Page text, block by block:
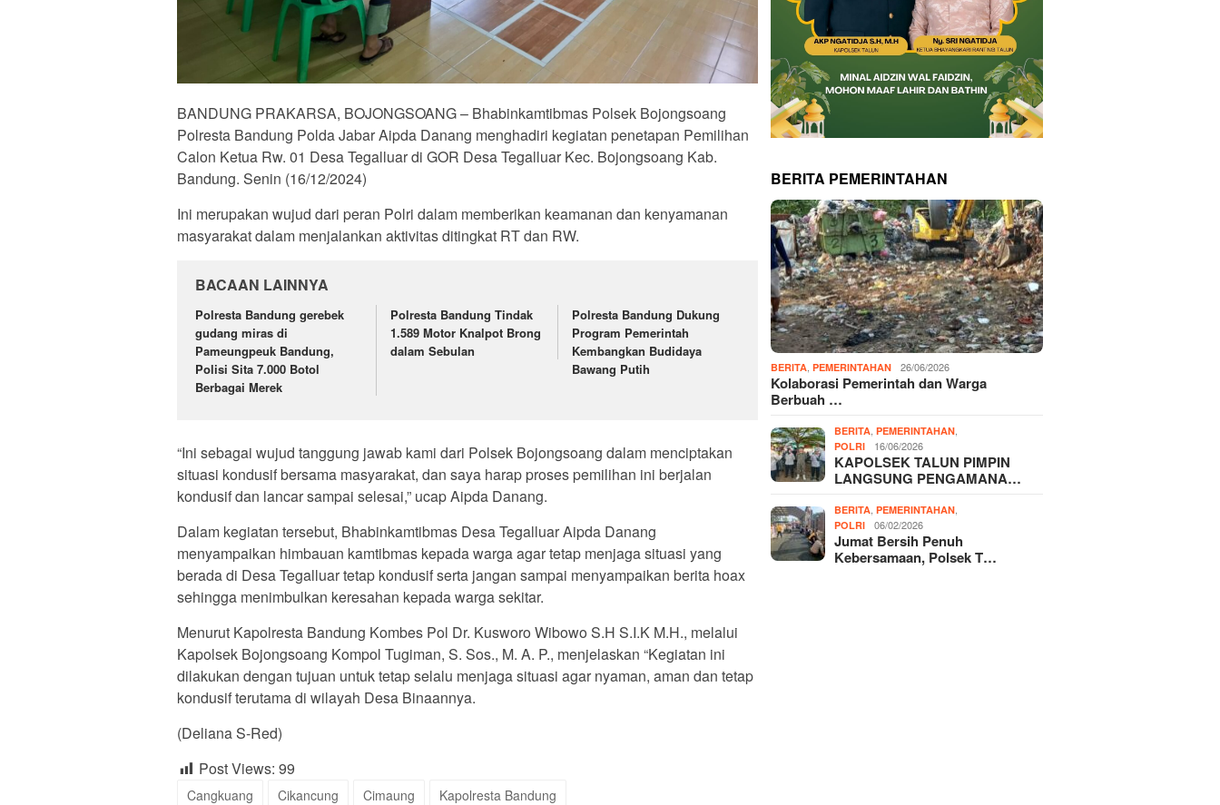
BANDUNG PRAKARSA, BOJONGSOANG – Bhabinkamtibmas Polsek Bojongsoang
Polresta Bandung Polda Jabar Aipda Danang menghadiri kegiatan penetapan Pemilihan
Calon Ketua Rw. 01 Desa Tegalluar di GOR Desa Tegalluar Kec. Bojongsoang Kab.
Bandung. Senin (16/12/2024)
Ini merupakan wujud dari peran Polri dalam memberikan keamanan dan kenyamanan
masyarakat dalam menjalankan aktivitas ditingkat RT dan RW.
BACAAN LAINNYA
Polresta Bandung gerebek
gudang miras di
Pameungpeuk Bandung,
Polisi Sita 7.000 Botol
Berbagai Merek
Polresta Bandung Tindak
1.589 Motor Knalpot Brong
dalam Sebulan
Polresta Bandung Dukung
Program Pemerintah
Kembangkan Budidaya
Bawang Putih
“Ini sebagai wujud tanggung jawab kami dari Polsek Bojongsoang dalam menciptakan
situasi kondusif bersama masyarakat, dan saya harap proses pemilihan ini berjalan
kondusif dan lancar sampai selesai,” ucap Aipda Danang.
Dalam kegiatan tersebut, Bhabinkamtibmas Desa Tegalluar Aipda Danang
menyampaikan himbauan kamtibmas kepada warga agar tetap menjaga situasi yang
berada di Desa Tegalluar tetap kondusif serta jangan sampai menyampaikan berita hoax
sehingga menimbulkan keresahan kepada warga sekitar.
Menurut Kapolresta Bandung Kombes Pol Dr. Kusworo Wibowo S.H S.I.K M.H., melalui
Kapolsek Bojongsoang Kompol Tugiman, S. Sos., M. A. P., menjelaskan “Kegiatan ini
dilakukan dengan tujuan untuk tetap selalu menjaga situasi agar nyaman, aman dan tetap
kondusif terutama di wilayah Desa Binaannya.
(Deliana S-Red)
Post Views: 99
Cangkuang Cikancung Cimaung
Kapolresta Bandung
BERITA PEMERINTAHAN
BERITA,PEMERINTAHAN 26/06/2026
Kolaborasi Pemerintah dan Warga
Berbuah …
BERITA,PEMERINTAHAN,
POLRI 16/06/2026
KAPOLSEK TALUN PIMPIN
LANGSUNG PENGAMANA…
BERITA,PEMERINTAHAN,
POLRI 06/02/2026
Jumat Bersih Penuh
Kebersamaan, Polsek T…